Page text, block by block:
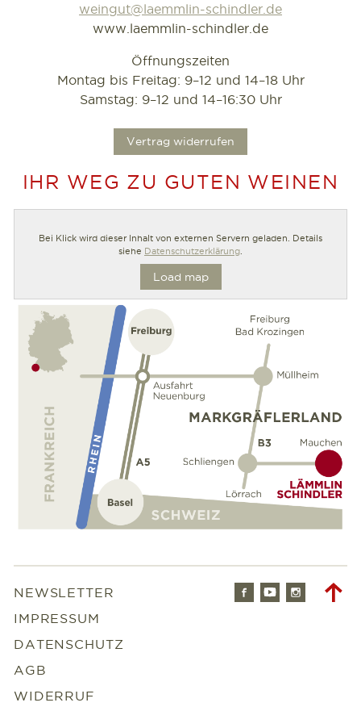
weingut@laemmlin-schindler.de
www.laemmlin-schindler.de
Öffnungszeiten
Montag bis Freitag: 9–12 und 14–18 Uhr
Samstag: 9–12 und 14–16:30 Uhr
Vertrag widerrufen
IHR WEG ZU GUTEN WEINEN
Bei Klick wird dieser Inhalt von externen Servern geladen. Details
siehe Datenschutzerklärung
Load map
NEWSLETTER
IMPRESSUM
DATENSCHUTZ
AGB
WIDERRUF
FacebookYoutube